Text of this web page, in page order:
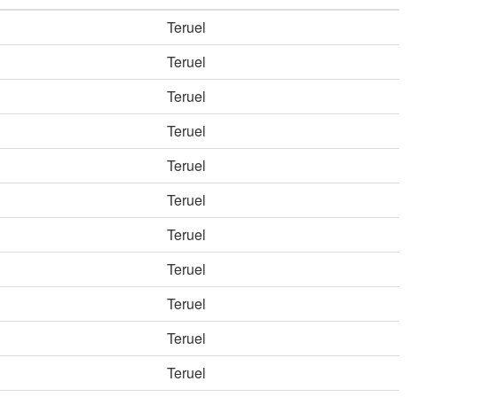
Teruel
Teruel
Teruel
Teruel
Teruel
Teruel
Teruel
Teruel
Teruel
Teruel
Teruel